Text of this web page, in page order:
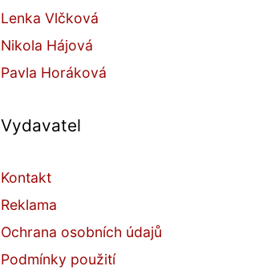
Lenka Vlčková
Nikola Hájová
Pavla Horáková
Vydavatel
Kontakt
Reklama
Ochrana osobních údajů
Podmínky použití